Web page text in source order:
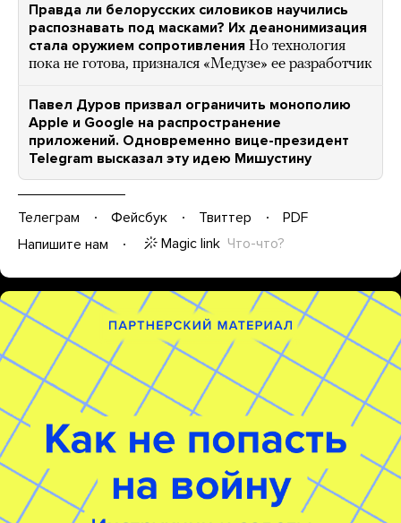
Правда ли белорусских силовиков научились
распознавать под масками? Их деанонимизация
стала оружием сопротивления Но технология
пока не готова, признался «Медузе» ее разработчик
Павел Дуров призвал ограничить монополию
Apple и Google на распространение
приложений. Одновременно вице-президент
Telegram высказал эту идею Мишустину
Телеграм Фейсбук Твиттер
PDF
Напишите нам
Magic link Что-что?